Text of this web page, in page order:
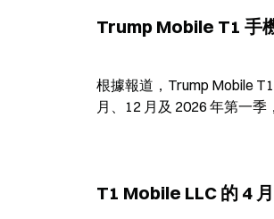
Trump Mobile T1 手
根據報道，Trump Mobile
月、12 月及 2026 年第一
T1 Mobile LLC 的 4